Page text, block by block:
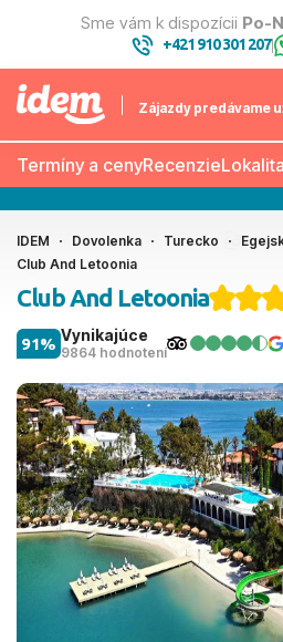
Sme vám k dispozícii Po-
+421 910 301 207|
Zájazdy predávame
Termíny a cenyRecenzieLokalita
IDEM Dovolenka Turecko
Club And Letoonia
Club And Letoonia
Vynikajúce
9864 hodnotení
91%